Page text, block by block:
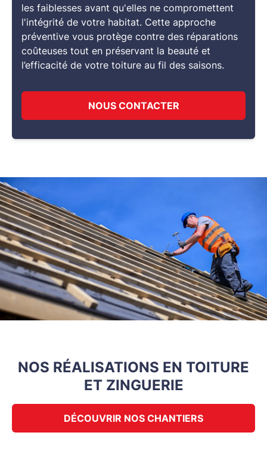
les faiblesses avant qu'elles ne compromettent
l'intégrité de votre habitat. Cette approche
préventive vous protège contre des réparations
coûteuses tout en préservant la beauté et
l’efficacité de votre toiture au fil des saisons.
NOUS CONTACTER
NOS RÉALISATIONS EN TOITURE
ET ZINGUERIE
DÉCOUVRIR NOS CHANTIERS